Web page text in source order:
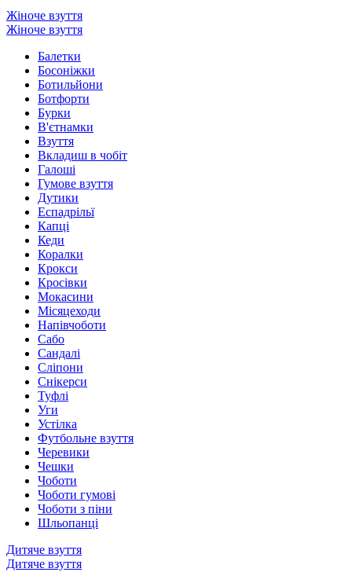
Жіноче взуття
Жіноче взуття
Балетки
Босоніжки
Ботильйони
Ботфорти
Бурки
В'єтнамки
Взуття
Вкладиш в чобіт
Галоші
Гумове взуття
Дутики
Еспадрільї
Капці
Кеди
Коралки
Крокси
Кросівки
Мокасини
Місяцеходи
Напівчоботи
Сабо
Сандалі
Сліпони
Снікерси
Туфлі
Уги
Устілка
Футбольне взуття
Черевики
Чешки
Чоботи
Чоботи гумові
Чоботи з піни
Шльопанці
Дитяче взуття
Дитяче взуття